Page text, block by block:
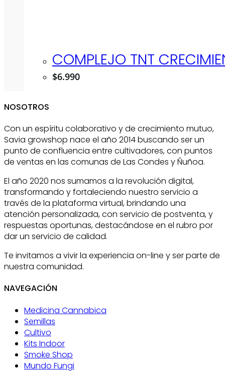
COMPLEJO TNT
$6.990
NOSOTROS
Con un espíritu colaborativo y de crecimiento mutuo,
Savia growshop nace el año 2014 buscando ser un
punto de confluencia entre cultivadores, con puntos
de ventas en las comunas de Las Condes y Ñuñoa.
El año 2020 nos sumamos a la revolución digital,
transformando y fortaleciendo nuestro servicio a
través de la plataforma virtual, brindando una
atención personalizada, con servicio de postventa, y
respuestas oportunas, destacándose en el rubro por
dar un servicio de calidad.
Te invitamos a vivir la experiencia on-line y ser parte de
nuestra comunidad.
NAVEGACIÓN
Medicina Cannabica
Semillas
Cultivo
Kits Indoor
Smoke Shop
Mundo Fungi